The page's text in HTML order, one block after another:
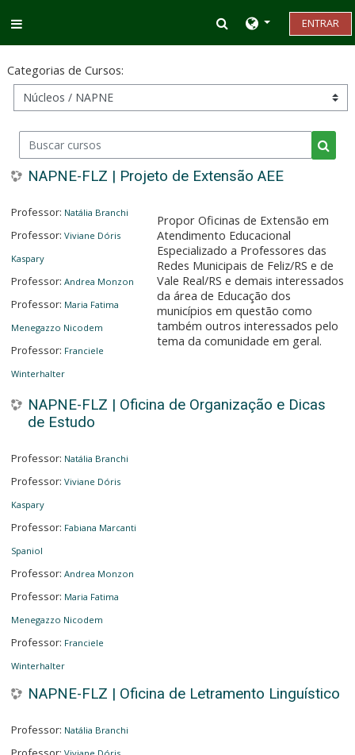
Alternar entrada
ENTRAR
Categorias de Cursos:
Buscar cursos
NAPNE-FLZ | Projeto de Extensão AEE
Propor Oficinas de Extensão em
Atendimento Educacional
Especializado a Professores das
Redes Municipais de Feliz/RS e de
Vale Real/RS e demais interessados
da área de Educação dos
municípios em questão como
também outros interessados pelo
tema da comunidade em geral.
Professor: Natália Branchi
Professor: Viviane Dóris
Kaspary
Professor: Andrea Monzon
Professor: Maria Fatima
Menegazzo Nicodem
Professor: Franciele
Winterhalter
NAPNE-FLZ | Oficina de Organização e Dicas
de Estudo
Professor: Natália Branchi
Professor: Viviane Dóris
Kaspary
Professor: Fabiana Marcanti
Spaniol
Professor: Andrea Monzon
Professor: Maria Fatima
Menegazzo Nicodem
Professor: Franciele
Winterhalter
NAPNE-FLZ | Oficina de Letramento Linguístico
Professor: Natália Branchi